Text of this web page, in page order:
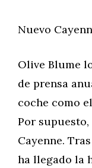
Nuevo
Olive Blume
de prensa
coche como
Por
Cayenne.
ha llegado la